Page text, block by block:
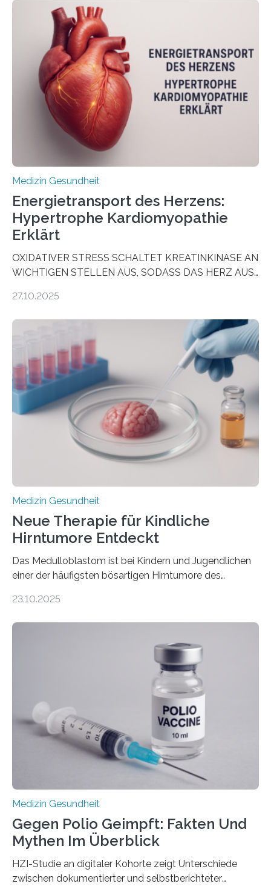
Oncology, zeigen die Forschenden, dass Mini-Tumore
aus Gewebe von Patientinnen und Patienten –
sogenannte Organoide – genutzt werden können, um
vorab zu prüfen, welche Medikamente am besten
wirken. Dabei wurde ein Eiweiß identifiziert, das künftig
als Biomarker für die Wahl der passenden Therapie
dienen könnte. Darmkrebs zählt weltweit zu den
häufigsten Krebsarten und stellt…
Medizin Gesundheit
Energietransport des Herzens:
Hypertrophe Kardiomyopathie
Erklärt
OXIDATIVER STRESS SCHALTET KREATINKINASE AN
WICHTIGEN STELLEN AUS, SODASS DAS HERZ AUS
aus dem Deutschen Zentrum für Herzinsuffizienz
im Journal Circulation, warum der Energietransport bei
der Hypertrophen Kardiomyopathie (HCM) versagen
kann und wie sich durch eine Verringerung der
Herzbelastung und des oxidativen Stresses
Rhythmusstörungen reduzieren lassen. Würzburg. Die
hypertrophe Kardiomyopathie (HCM) ist die häufigste
erblich bedingte Herzerkrankung. Sie führt dazu, dass
sich die linke Herzkammer verdickt, der Herzmuskel zu
stark kontrahiert…
27.10.2025
Medizin Gesundheit
Neue Therapie für Kindliche
Hirntumore Entdeckt
Das Medulloblastom ist bei Kindern und Jugendlichen
einer der häufigsten bösartigen Hirntumore des
Betroffenen können mit heutigen Methoden geheilt
Dringend benötigt werden zielgerichtete Therapien, die
nur Tumorschwachstellen angreifen und normales
Gewebe verschonen. Forschende um Daniel Merk vom
Hertie-Institut für klinische Hirnforschung am
Universitätsklinikum Tübingen haben eine solche
Schwachstelle im Erbgut einer Untergruppe des
Medulloblastoms gefunden. Die Wilhelm Sander-
Stiftung unterstützte das Projekt…
23.10.2025
Medizin Gesundheit
Gegen Polio Geimpft: Fakten Und
Mythen Im Überblick
HZI-Studie an digitaler Kohorte zeigt Unterschiede
zwischen dokumentierter und selbstberichteter